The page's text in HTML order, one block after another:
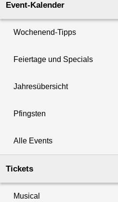
Event-Kalender
Wochenend-Tipps
Feiertage und Specials
Jahresübersicht
Pfingsten
Alle Events
Tickets
Musical